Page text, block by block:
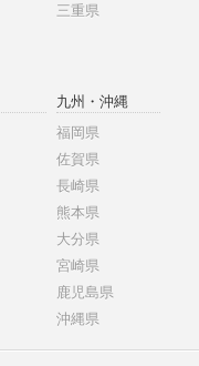
三重県
九州・沖縄
福岡県
佐賀県
長崎県
熊本県
大分県
宮崎県
鹿児島県
沖縄県